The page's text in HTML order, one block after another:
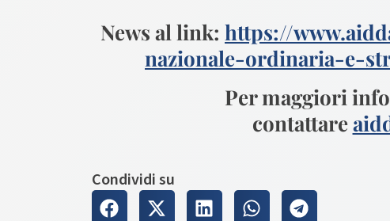
News al link:https://
nazionale-ordinaria-e-
Per maggiori
contattare
Condividi su